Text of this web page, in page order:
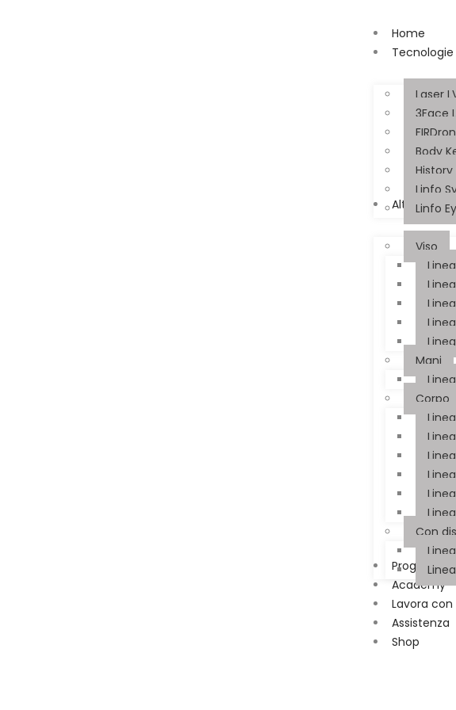
Home
Tecnologie
Laser
3Face
Body
History
Linfo
Linfo
Alta
Viso
Mani
Corpo
Con
Progetti
Academy
Lavora con
Assistenza
Shop